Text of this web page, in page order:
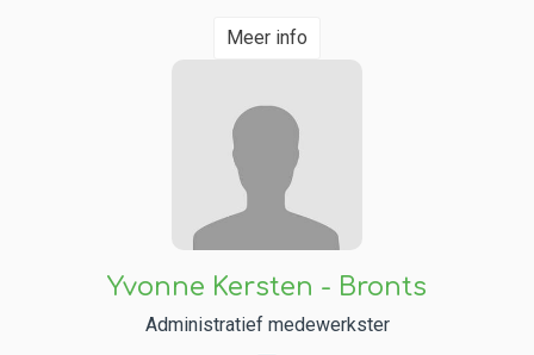
Meer info
Yvonne Kersten - Bronts
Administratief medewerkster